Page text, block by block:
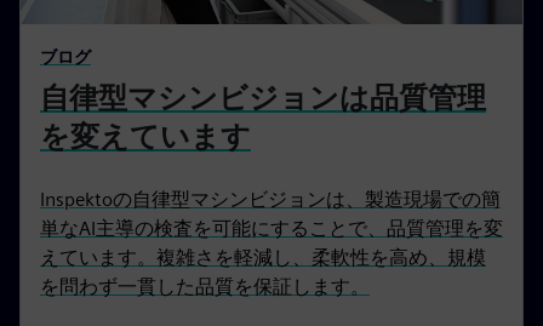
ブログ
自律型マシンビジョンは品質管理
を変えています
Inspektoの自律型マシンビジョンは、製造現場での簡
単なAI主導の検査を可能にすることで、品質管理を変
えています。複雑さを軽減し、柔軟性を高め、規模
を問わず一貫した品質を保証します。